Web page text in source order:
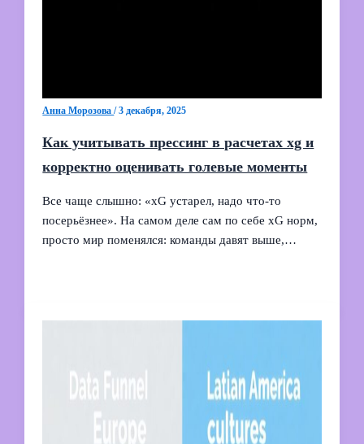
Анна Морозова/3 декабря, 2025
Как учитывать прессинг в расчетах xg и
корректно оценивать голевые моменты
Все чаще слышно: «xG устарел, надо что‑то
посерьёзнее». На самом деле сам по себе xG норм,
просто мир поменялся: команды давят выше,…